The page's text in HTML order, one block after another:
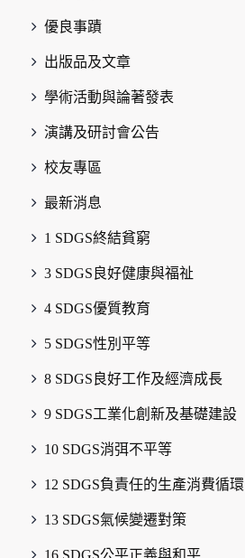
優良事蹟
出版品及文章
學術活動與論著發表
演講及研討會公告
校友專區
最新消息
1 SDGS終結貧窮
3 SDGS良好健康與福祉
4 SDGS優質教育
5 SDGS性別平等
8 SDGS良好工作及經濟成長
9 SDGS工業化創新及基礎建設
10 SDGS消弭不平等
12 SDGS負責任的生產消費循環
13 SDGS氣候變遷對策
16 SDGS公平正義與和平